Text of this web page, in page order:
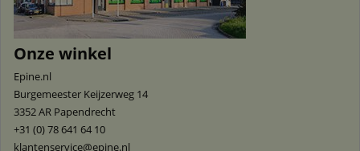
Onze winkel
Epine.nl
Burgemeester Keijzerweg 14
3352 AR Papendrecht
+31 (0) 78 641 64 10
klantenservice@epine.nl